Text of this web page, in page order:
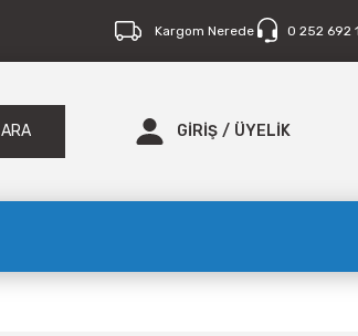
Kargom Nerede 0 252 692
ARA GİRİŞ / ÜYELİK